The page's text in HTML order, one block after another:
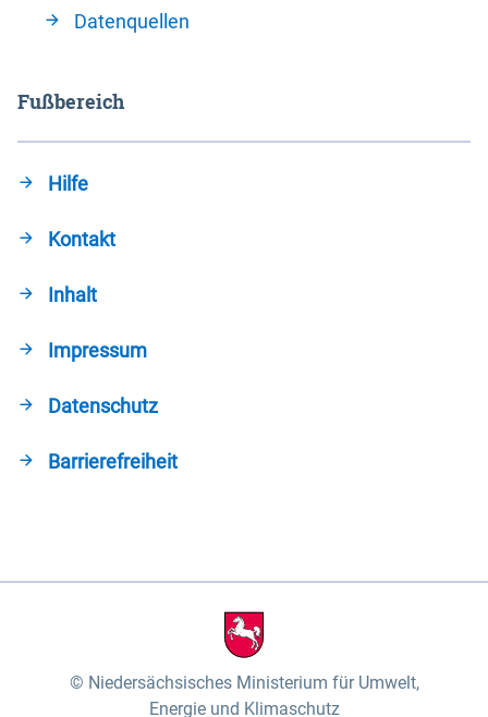
Datenquellen
Fußbereich
Hilfe
Kontakt
Inhalt
Impressum
Datenschutz
Barrierefreiheit
Niedersächsisches Ministerium für Umwelt,
Energie und Klimaschutz